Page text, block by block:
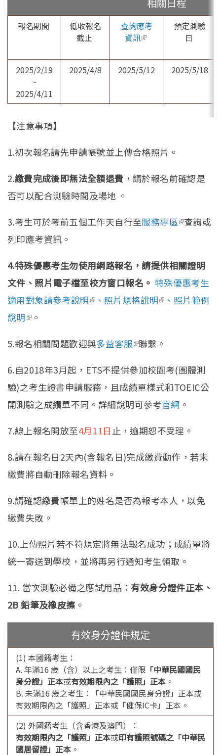
報名期間
低收報名
截止
查詢應考
資訊(link is external)
預定測驗
日
2025/2/19
~
2025/4/11
2025/4/8 2025/5/12 2025/5/18
【注意事項】
1.初次報名請先申請帳號並上傳合格照片。
2.繳費完成後即無法全額退費 ，請於報名前確認是
否可以配合測驗時間及場地 。
3.考生可於考前五個工作天自行至服務專區(link is
查詢或
列印應考資訊。
4.特殊優惠考生勿使用網路報名，請提供相關證明
文件、 照片電子檔至校方窗口報名。 特殊優惠考生
適用對象請參考說明(link is external)
、 照片規格說明(link is
、 照片範例
說明(link is external)
。
5.報名相關問題歡迎與多益客服(link is external)
聯繫。
6.自2018年3月起，ETS不提供參加校園考(團體測
驗)之考生證書申請服務，且成績單樣式和TOEIC公
開測驗之成績單不同。詳細說明可參考官網 。
7.線上報名開放至4月11日 止，逾期恕不受理。
8.請在報名日2天內(含報名日)完成繳費動作，若未
繳費將自動刪除報名資料。
9.請確認繳費帳單上的姓名是否為報考本人，以免
繳費失敗。
10.上傳照片若不符規定將無法報名成功；成績單將
統一寄送到學校，並將再另行通知考生領取。
11. 當次測驗必備之應試用品： 有效身分證件正本、
2B 鉛筆及橡皮擦。
有效身分證件規定
(1) 本國籍考生：
A. 年滿16 歲（含）以上之考生：僅限 「中華民國國民
身分證」正本或有效期限內之「護照」正本 。
B. 未滿16 歲之考生：「中華民國國民身分證」正本或
有效期限內之「護照」正本或「健保IC卡」正本。
(2) 外國籍考生（含香港及澳門）：
有效期限內之「護照」正本或印有護照號碼之「中華民
國居留證」正本 。